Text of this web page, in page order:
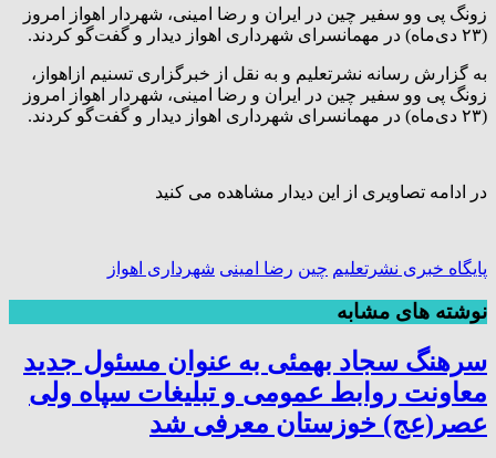
زونگ پی وو سفیر چین در ایران و رضا امینی، شهردار اهواز امروز
(۲۳ دی‌ماه) در مهمانسرای شهرداری اهواز دیدار و گفت‌گو کردند.
به گزارش رسانه نشرتعلیم و به نقل از خبرگزاری تسنیم ازاهواز،
زونگ پی وو سفیر چین در ایران و رضا امینی، شهردار اهواز امروز
(۲۳ دی‌ماه) در مهمانسرای شهرداری اهواز دیدار و گفت‌گو کردند.
در ادامه تصاویری از این دیدار مشاهده می کنید
پایگاه خبری نشرتعلیم چین رضا امینی شهرداری اهواز
نوشته های مشابه
سرهنگ سجاد بهمئی به عنوان مسئول جدید
معاونت روابط عمومی و تبلیغات سپاه ولی
عصر(عج) خوزستان معرفی شد